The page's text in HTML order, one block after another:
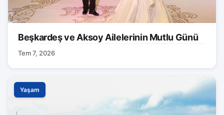
Beşkardeş ve Aksoy Ailelerinin Mutlu Günü
Tem 7, 2026
Yaşam